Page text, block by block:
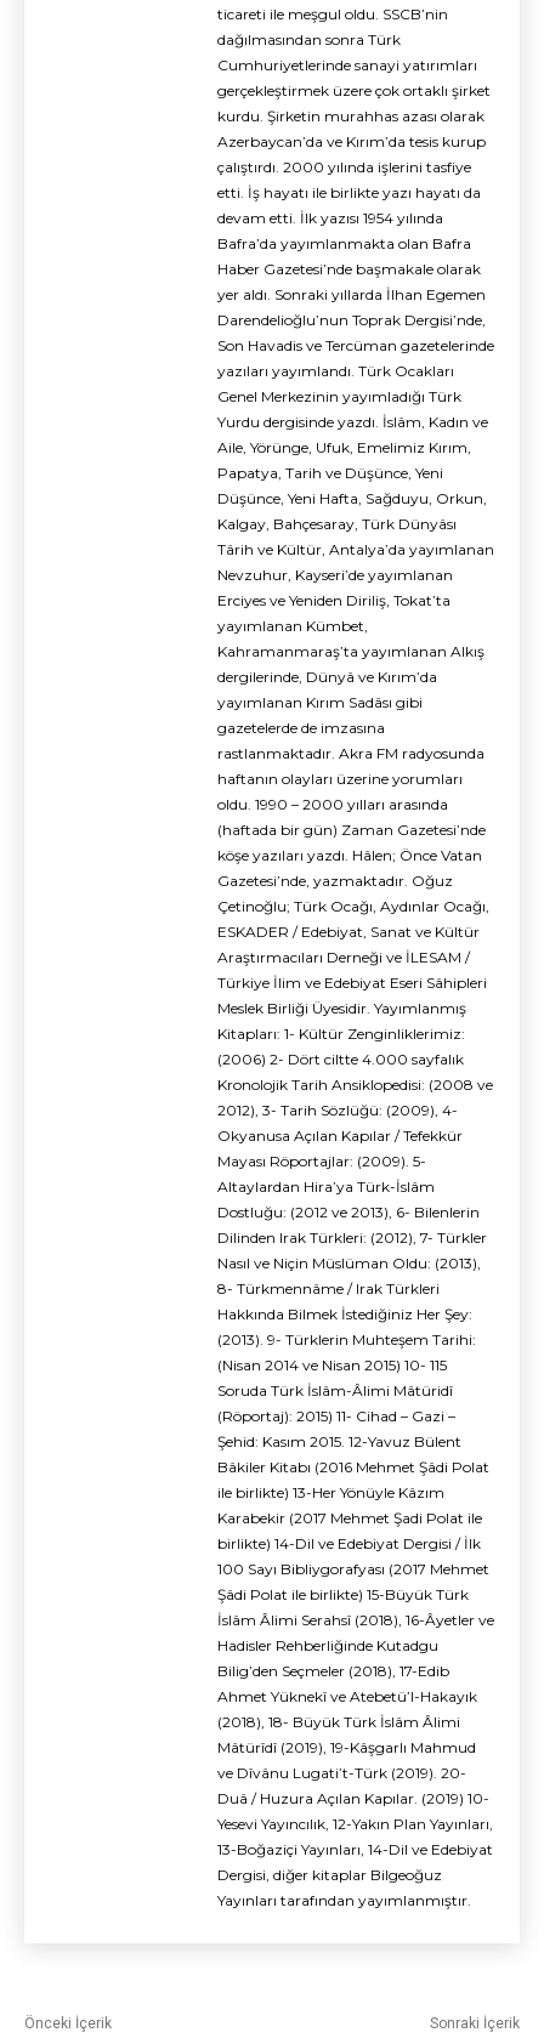
ticareti ile meşgul oldu. SSCB’nin
dağılmasından sonra Türk
Cumhuriyetlerinde sanayi yatırımları
gerçekleştirmek üzere çok ortaklı şirket
kurdu. Şirketin murahhas azası olarak
Azerbaycan’da ve Kırım’da tesis kurup
çalıştırdı. 2000 yılında işlerini tasfiye
etti. İş hayatı ile birlikte yazı hayatı da
devam etti. İlk yazısı 1954 yılında
Bafra’da yayımlanmakta olan Bafra
Haber Gazetesi’nde başmakale olarak
yer aldı. Sonraki yıllarda İlhan Egemen
Darendelioğlu’nun Toprak Dergisi’nde,
Son Havadis ve Tercüman gazetelerinde
yazıları yayımlandı. Türk Ocakları
Genel Merkezinin yayımladığı Türk
Yurdu dergisinde yazdı. İslâm, Kadın ve
Aile, Yörünge, Ufuk, Emelimiz Kırım,
Papatya, Tarih ve Düşünce, Yeni
Düşünce, Yeni Hafta, Sağduyu, Orkun,
Kalgay, Bahçesaray, Türk Dünyâsı
Târih ve Kültür, Antalya’da yayımlanan
Nevzuhur, Kayseri’de yayımlanan
Erciyes ve Yeniden Diriliş, Tokat’ta
yayımlanan Kümbet,
Kahramanmaraş’ta yayımlanan Alkış
dergilerinde, Dünyâ ve Kırım’da
yayımlanan Kırım Sadâsı gibi
gazetelerde de imzasına
rastlanmaktadır. Akra FM radyosunda
haftanın olayları üzerine yorumları
oldu. 1990 – 2000 yılları arasında
(haftada bir gün) Zaman Gazetesi’nde
köşe yazıları yazdı. Hâlen; Önce Vatan
Gazetesi’nde, yazmaktadır. Oğuz
Çetinoğlu; Türk Ocağı, Aydınlar Ocağı,
ESKADER / Edebiyat, Sanat ve Kültür
Araştırmacıları Derneği ve İLESAM /
Türkiye İlim ve Edebiyat Eseri Sâhipleri
Meslek Birliği Üyesidir. Yayımlanmış
Kitapları: 1- Kültür Zenginliklerimiz:
(2006) 2- Dört ciltte 4.000 sayfalık
Kronolojik Tarih Ansiklopedisi: (2008 ve
2012), 3- Tarih Sözlüğü: (2009), 4-
Okyanusa Açılan Kapılar / Tefekkür
Mayası Röportajlar: (2009). 5-
Altaylardan Hira’ya Türk-İslâm
Dostluğu: (2012 ve 2013), 6- Bilenlerin
Dilinden Irak Türkleri: (2012), 7- Türkler
Nasıl ve Niçin Müslüman Oldu: (2013),
8- Türkmennâme / Irak Türkleri
Hakkında Bilmek İstediğiniz Her Şey:
(2013). 9- Türklerin Muhteşem Tarihi:
(Nisan 2014 ve Nisan 2015) 10- 115
Soruda Türk İslâm-Âlimi Mâtüridî
(Röportaj): 2015) 11- Cihad – Gazi –
Şehid: Kasım 2015. 12-Yavuz Bülent
Bâkiler Kitabı (2016 Mehmet Şâdi Polat
ile birlikte) 13-Her Yönüyle Kâzım
Karabekir (2017 Mehmet Şadi Polat ile
birlikte) 14-Dil ve Edebiyat Dergisi / İlk
100 Sayı Bibliygorafyası (2017 Mehmet
Şâdi Polat ile birlikte) 15-Büyük Türk
İslâm Âlimi Serahsî (2018), 16-Âyetler ve
Hadisler Rehberliğinde Kutadgu
Bilig’den Seçmeler (2018), 17-Edib
Ahmet Yüknekî ve Atebetü’l-Hakayık
(2018), 18- Büyük Türk İslâm Âlimi
Mâtürîdî (2019), 19-Kâşgarlı Mahmud
ve Dîvânu Lugati’t-Türk (2019). 20-
Duâ / Huzura Açılan Kapılar. (2019) 10-
Yesevi Yayıncılık, 12-Yakın Plan Yayınları,
13-Boğaziçi Yayınları, 14-Dil ve Edebiyat
Dergisi, diğer kitaplar Bilgeoğuz
Yayınları tarafından yayımlanmıştır.
Önceki İçerik Sonraki İçerik